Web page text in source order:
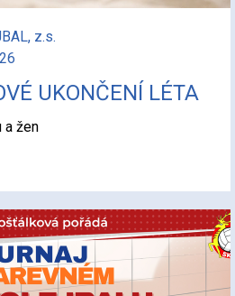
z.s.
UKONČENÍ LÉTA
a žen